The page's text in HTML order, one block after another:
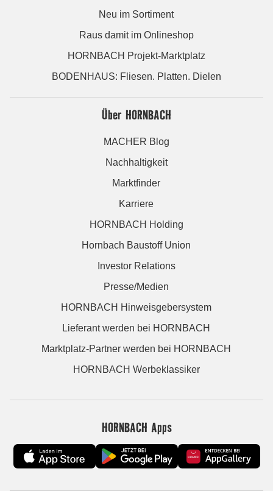
Neu im Sortiment
Raus damit im Onlineshop
HORNBACH Projekt-Marktplatz
BODENHAUS: Fliesen. Platten. Dielen
Über HORNBACH
MACHER Blog
Nachhaltigkeit
Marktfinder
Karriere
HORNBACH Holding
Hornbach Baustoff Union
Investor Relations
Presse/Medien
HORNBACH Hinweisgebersystem
Lieferant werden bei HORNBACH
Marktplatz-Partner werden bei HORNBACH
HORNBACH Werbeklassiker
HORNBACH Apps